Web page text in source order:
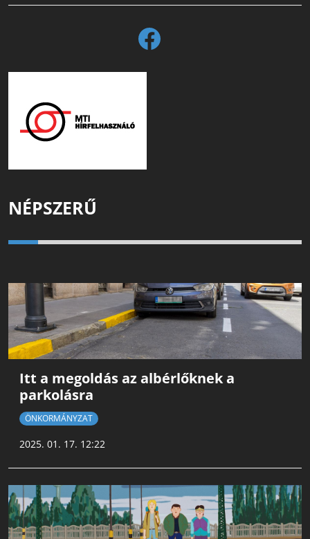
NÉPSZERŰ
Itt a megoldás az albérlőknek a
parkolásra
ÖNKORMÁNYZAT
2025. 01. 17. 12:22